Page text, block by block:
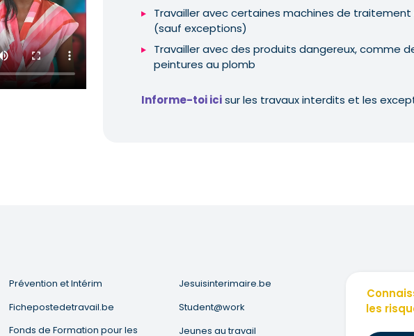
Travailler avec certaines machines de traitement
(sauf exceptions)
Travailler avec des produits dangereux, comme
peintures au plomb
Informe-toi icisur les travaux interdits et les
Prévention et Intérim
Fichepostedetravail.be
Fonds de Formation pour les
Jesuisinterimaire.be
Student@work
Jeunes au travail
les